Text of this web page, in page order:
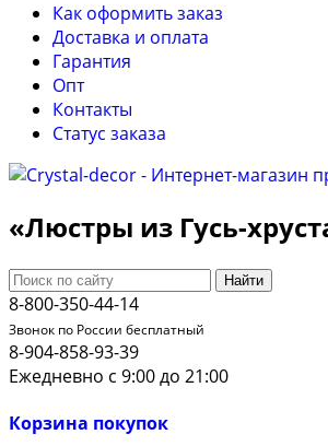
Как оформить заказ
Доставка и оплата
Гарантия
Опт
Контакты
Cтатус заказа
«Люстры из Гусь-
Найти
8-800-350-44-14
Звонок по России бесплатный
8-904-858-93-39
Ежедневно с 9:00 до 21:00
Корзина покупок